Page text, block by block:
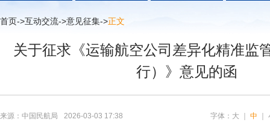
首页->互动交流->意见征集->正文
关于征求《运输航空公司差异化精准监
行）》意见的函
来源：中国民航局 2026-03-03 17:38 字体： 大 中
按
Alt
盲